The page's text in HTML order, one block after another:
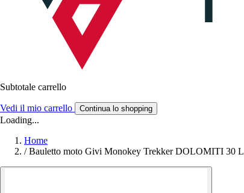
Subtotale carrello
Vedi il mio carrello Continua lo shopping
Loading...
Home
/ Bauletto moto Givi Monokey Trekker DOLOMITI 30 L